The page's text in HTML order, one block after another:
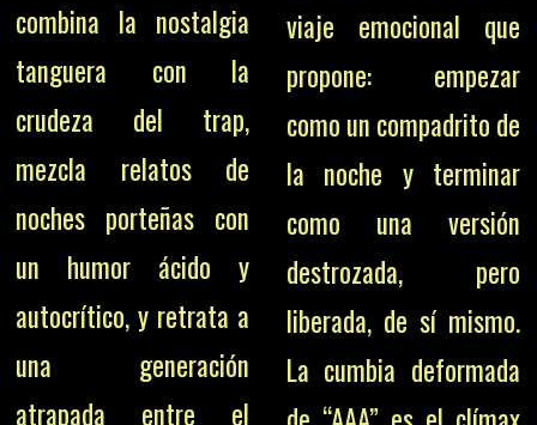
combina la nostalgia
tanguera con la
crudeza del trap,
mezcla relatos de
noches porteñas con
un humor ácido y
autocrítico, y retrata a
una generación
atrapada entre el
viaje emocional que
propone: empezar
como un compadrito de
la noche y terminar
como una versión
destrozada, pero
liberada, de sí mismo.
La cumbia deformada